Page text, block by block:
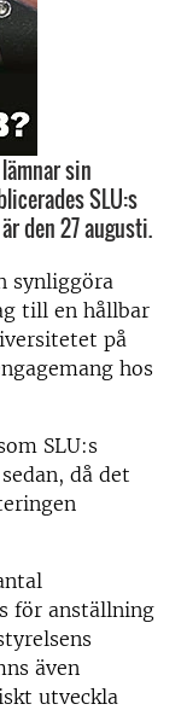
sin
SLU:s
den 27 augusti.
synliggöra
till en hållbar
på
hos
SLU:s
då det
för anställning
även
utveckla